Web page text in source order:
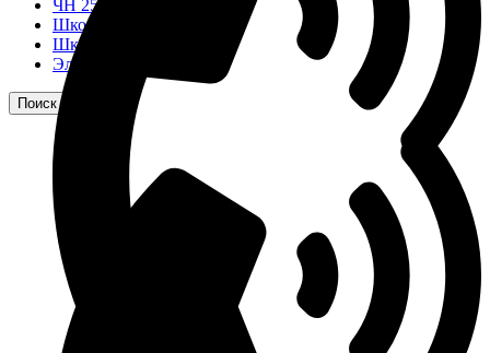
ЧН 25/34
Шкода 6S-160
Шкода-275
Электродвигатели
Поиск